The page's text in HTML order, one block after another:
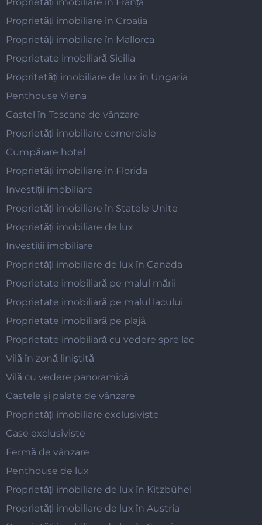
Proprietăți imobiliare în Croația
Proprietăți imobiliare în Mallorca
Proprietate imobiliară Sicilia
Propritetăți imobiliare de lux în Ungaria
Penthouse Viena
Castel în Toscana de vânzare
Proprietăți imobiliare comerciale
Cumpărare hotel
Proprietăți imobiliare în Florida
Investiții imobiliare
Proprietăți imobiliare în Statele Unite
Proprietăți imobiliare de lux
Investiții imobiliare
Proprietăți imobiliare de lux în Canada
Proprietate imobiliară pe malul mării
Proprietate imobiliară pe malul lacului
Proprietate imobiliară pe plajă
Proprietate imobiliară cu vedere spre lac
Vilă în zonă liniștită
Vilă cu vedere panoramică
Castele și palate de vânzare
Proprietăți imobiliare exclusiviste
Case exclusiviste
Fermă de vânzare
Penthouse de lux
Proprietăți imobiliare de lux în Kitzbühel
Proprietăți imobiliare de lux în Austria